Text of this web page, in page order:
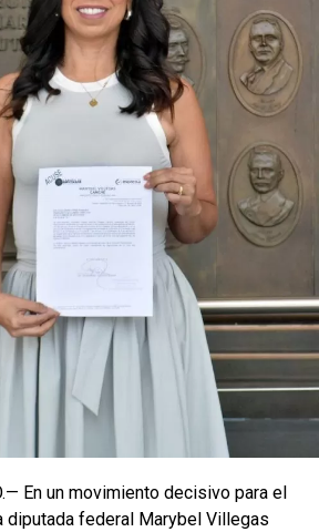
social. Sin embargo, enfatizó que la
priorizar la organización comunitaria
del proyecto político en la
el senador abre una etapa
pública, apostando por una
ciudadana. Su retorno a Quintana
la cohesión de las estructuras de
próximos retos políticos. El relevo
conforme a los tiempos legales
la continuidad de la
del estado.
de Noticias
En un movimiento decisivo para el
diputada federal Marybel Villegas